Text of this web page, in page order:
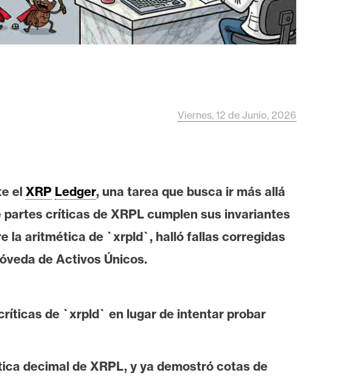
Viernes, 12 de Junio, 2026
el XRP Ledger, una tarea que busca ir más allá
críticas de XRPL cumplen sus invariantes
la aritmética de `xrpld`, halló fallas corregidas
de Activos Únicos.
de `xrpld` en lugar de intentar probar
decimal de XRPL, y ya demostró cotas de